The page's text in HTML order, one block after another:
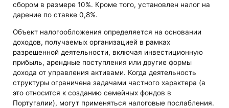
сбором в размере 10%. Кроме того, установлен налог на
дарение по ставке 0,8%.
Объект налогообложения определяется на основании
доходов, получаемых организацией в рамках
разрешенной деятельности, включая инвестиционную
прибыль, арендные поступления или другие формы
дохода от управления активами. Когда деятельность
структуры ограничена задачами частного характера (а
это относится к созданию семейных фондов в
Португалии), могут применяться налоговые послабления.